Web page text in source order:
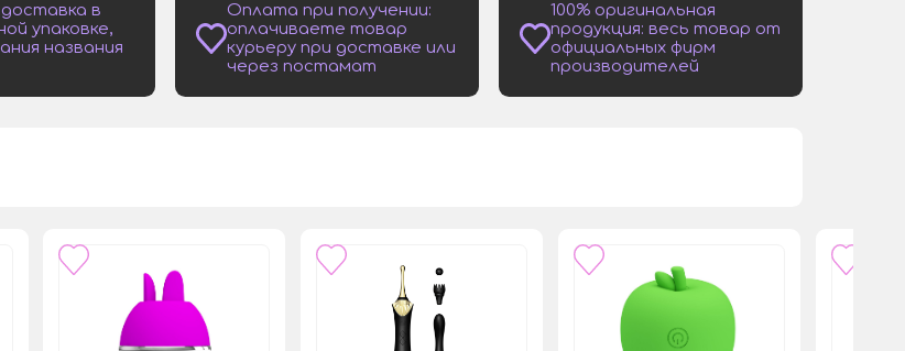
в
упаковке,
названия
Оплата при получении:
оплачиваете товар
курьеру при доставке или
через постамат
100% оригинальная
продукция: весь товар от
официальных фирм
производителей